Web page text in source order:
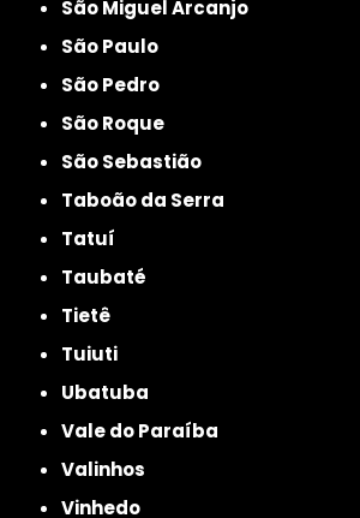
São Miguel Arcanjo
São Paulo
São Pedro
São Roque
São Sebastião
Taboão da Serra
Tatuí
Taubaté
Tietê
Tuiuti
Ubatuba
Vale do Paraíba
Valinhos
Vinhedo